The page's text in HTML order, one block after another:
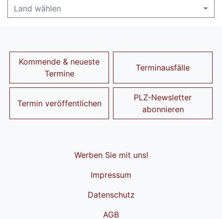
Land wählen
Kommende & neueste
Termine
Terminausfälle
Termin veröffentlichen
PLZ-Newsletter
abonnieren
Werben Sie mit uns!
Impressum
Datenschutz
AGB